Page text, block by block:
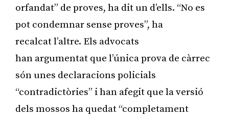
orfandat” de proves, ha dit un d’ells. “No es
pot condemnar sense proves”, ha
recalcat l’altre. Els advocats
han argumentat que l’única prova de càrrec
són unes declaracions policials
“contradictòries” i han afegit que la versió
dels mossos ha quedat “completament